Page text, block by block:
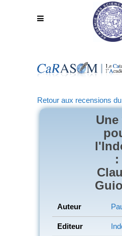
Retour aux recensions
Une
:
Auteur
Editeur